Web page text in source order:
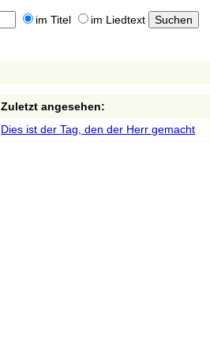
im Titel im Liedtext
Zuletzt angesehen:
Dies ist der Tag, den der Herr gemacht